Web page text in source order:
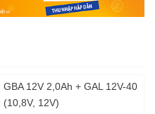
GBA 12V 2,0Ah + GAL 12V-40
(10,8V, 12V)